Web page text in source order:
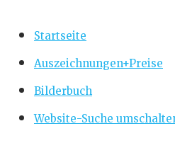
Startseite
Auszeichnungen+Preise
Bilderbuch
Website-Suche